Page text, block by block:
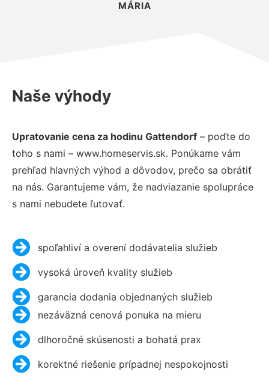
MÁRIA
Naše výhody
Upratovanie cena za hodinu Gattendorf – poďte do
toho s nami – www.homeservis.sk. Ponúkame vám
prehľad hlavných výhod a dôvodov, prečo sa obrátiť
na nás. Garantujeme vám, že nadviazanie spolupráce
s nami nebudete ľutovať.
spoľahliví a overení dodávatelia služieb
vysoká úroveň kvality služieb
garancia dodania objednaných služieb
nezáväzná cenová ponuka na mieru
dlhoročné skúsenosti a bohatá prax
korektné riešenie prípadnej nespokojnosti